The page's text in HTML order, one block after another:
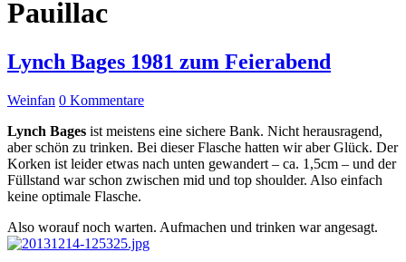
Pauillac
Lynch Bages 1981 zum Feierabend
Weinfan 0 Kommentare
Lynch Bages ist meistens eine sichere Bank. Nicht herausragend,
aber schön zu trinken. Bei dieser Flasche hatten wir aber Glück. Der
Korken ist leider etwas nach unten gewandert – ca. 1,5cm – und der
Füllstand war schon zwischen mid und top shoulder. Also einfach
keine optimale Flasche.
Also worauf noch warten. Aufmachen und trinken war angesagt.